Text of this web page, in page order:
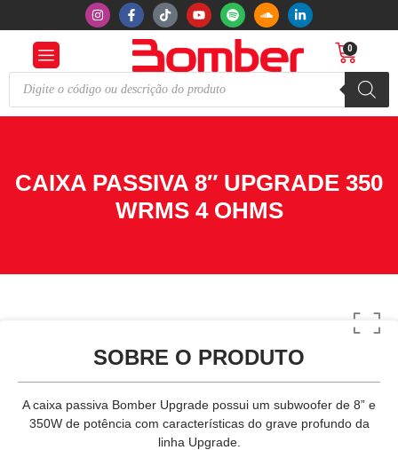
0
CAIXA PASSIVA 8″ UPGRADE 350
WRMS 4 OHMS
SOBRE O PRODUTO
A caixa passiva Bomber Upgrade possui um subwoofer de 8” e
350W de potência com características do grave profundo da
linha Upgrade.